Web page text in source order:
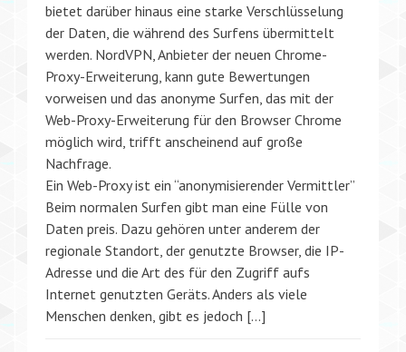
bietet darüber hinaus eine starke Verschlüsselung
der Daten, die während des Surfens übermittelt
werden. NordVPN, Anbieter der neuen Chrome-
Proxy-Erweiterung, kann gute Bewertungen
vorweisen und das anonyme Surfen, das mit der
Web-Proxy-Erweiterung für den Browser Chrome
möglich wird, trifft anscheinend auf große
Nachfrage.
Ein Web-Proxy ist ein “anonymisierender Vermittler”
Beim normalen Surfen gibt man eine Fülle von
Daten preis. Dazu gehören unter anderem der
regionale Standort, der genutzte Browser, die IP-
Adresse und die Art des für den Zugriff aufs
Internet genutzten Geräts. Anders als viele
Menschen denken, gibt es jedoch […]